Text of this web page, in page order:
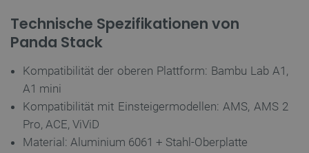
Technische Spezifikationen von
Panda Stack
Kompatibilität der oberen Plattform: Bambu Lab A1,
A1 mini
Kompatibilität mit Einsteigermodellen: AMS, AMS 2
Pro, ACE, ViViD
Material: Aluminium 6061 + Stahl-Oberplatte
critAccountId botland.de